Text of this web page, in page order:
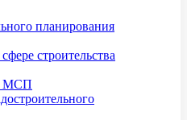
планирования
строительства
МСП